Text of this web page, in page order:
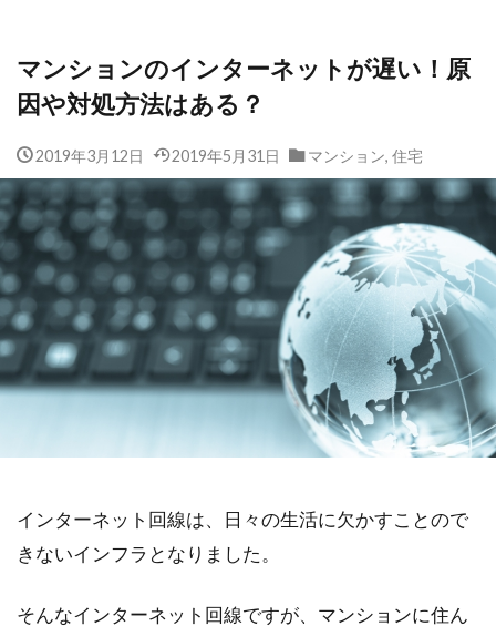
マンションのインターネットが遅い！原
因や対処方法はある？
2019年3月12日 2019年5月31日 マンション, 住宅
インターネット回線は、日々の生活に欠かすことので
きないインフラとなりました。
そんなインターネット回線ですが、マンションに住ん